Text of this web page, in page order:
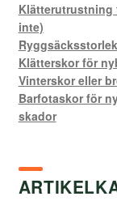
Klätterutrustning
inte)
Klätterskor för
Vinterskor eller
Barfotaskor för
skador